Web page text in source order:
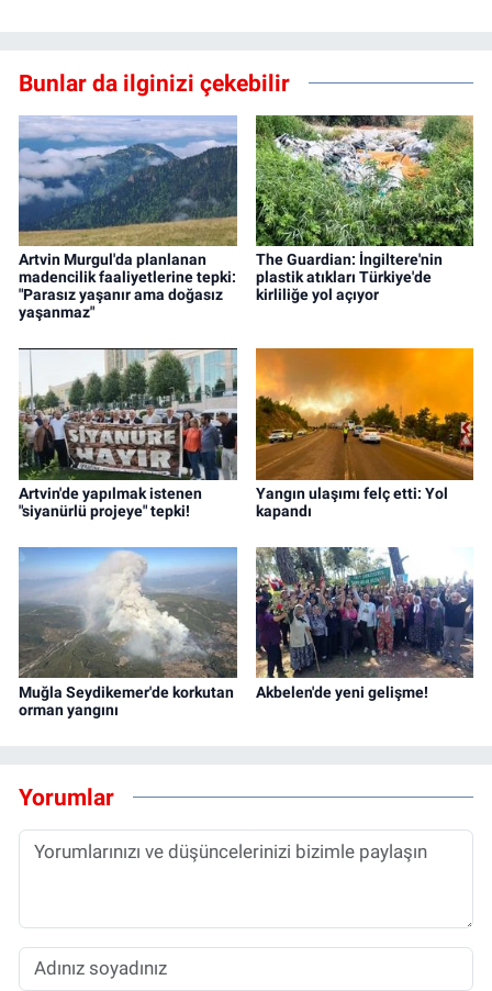
Bunlar da ilginizi çekebilir
Artvin Murgul'da planlanan
madencilik faaliyetlerine tepki:
"Parasız yaşanır ama doğasız
yaşanmaz"
The Guardian: İngiltere'nin
plastik atıkları Türkiye'de
kirliliğe yol açıyor
Artvin'de yapılmak istenen
"siyanürlü projeye" tepki!
Yangın ulaşımı felç etti: Yol
kapandı
Muğla Seydikemer'de korkutan
orman yangını
Akbelen'de yeni gelişme!
Yorumlar